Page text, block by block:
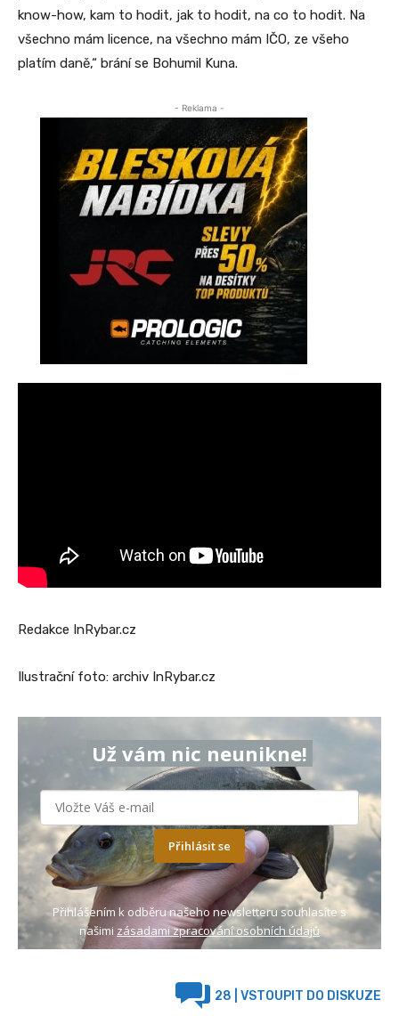
know-how, kam to hodit, jak to hodit, na co to hodit. Na
všechno mám licence, na všechno mám IČO, ze všeho
platím daně,“ brání se Bohumil Kuna.
- Reklama -
Redakce InRybar.cz
Ilustrační foto: archiv InRybar.cz
Už vám nic neunikne!
Přihlásit se
Přihlášením k odběru našeho newsletteru souhlasíte s
našimi zásadami zpracování osobních údajů
28 | VSTOUPIT DO DISKUZE